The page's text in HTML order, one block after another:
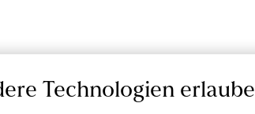
Technologien